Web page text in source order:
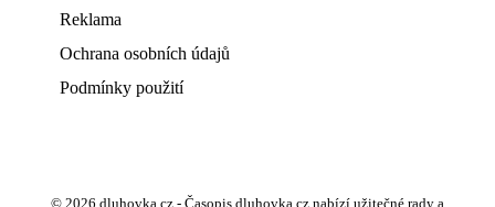
Reklama
Ochrana osobních údajů
Podmínky použití
© 2026 dluhovka.cz - Časopis dluhovka.cz nabízí užitečné rady a